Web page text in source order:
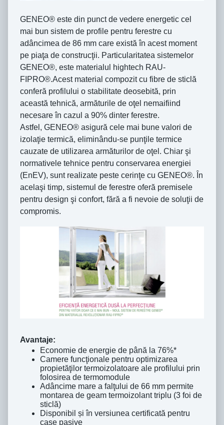
GENEO® este din punct de vedere energetic cel
mai bun sistem de profile pentru ferestre cu
adâncimea de 86 mm care există în acest moment
pe piaţa de construcţii. Particularitatea sistemelor
GENEO®, este materialul hightech RAU-
FIPRO®.Acest material compozit cu fibre de sticlă
conferă profilului o stabilitate deosebită, prin
această tehnică, armăturile de oţel nemaifiind
necesare în cazul a 90% dinter ferestre.
Astfel, GENEO® asigură cele mai bune valori de
izolaţie termică, eliminându-se punţile termice
cauzate de utilizarea armăturilor de oţel. Chiar şi
normativele tehnice pentru conservarea energiei
(EnEV), sunt realizate peste cerinţe cu GENEO®. În
acelaşi timp, sistemul de ferestre oferă premisele
pentru design şi confort, fără a fi nevoie de soluţii de
compromis.
Avantaje:
Economie de energie de până la 76%*
Camere funcţionale pentru optimizarea
propietăţilor termoizolatoare ale profilului prin
folosirea de termomodule
Adâncime mare a falţului de 66 mm permite
montarea de geam termoizolant triplu (3 foi de
sticlă)
Disponibil și în versiunea certificată pentru
case pasive